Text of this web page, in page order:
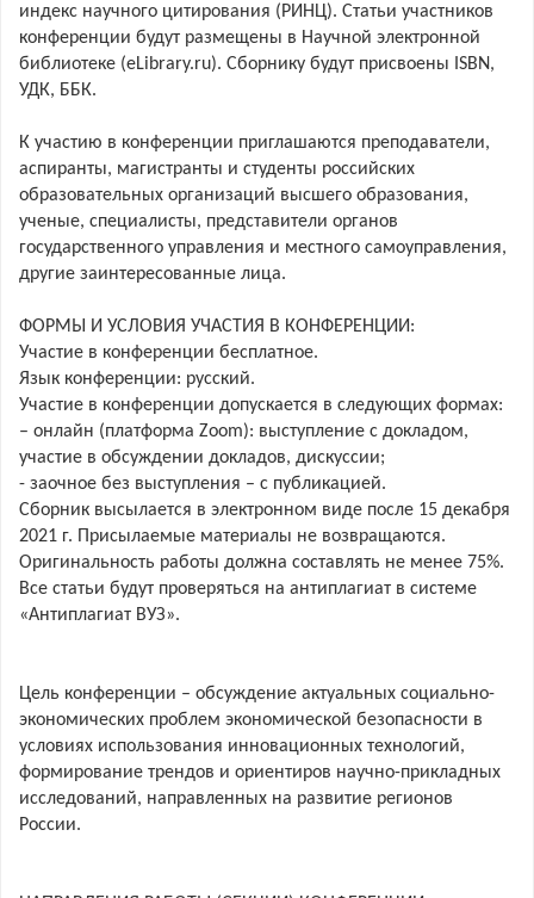
индекс научного цитирования (РИНЦ). Статьи участников
конференции будут размещены в Научной электронной
библиотеке (eLibrary.ru). Сборнику будут присвоены ISBN,
УДК, ББК.
К участию в конференции приглашаются преподаватели,
аспиранты, магистранты и студенты российских
образовательных организаций высшего образования,
ученые, специалисты, представители органов
государственного управления и местного самоуправления,
другие заинтересованные лица.
ФОРМЫ И УСЛОВИЯ УЧАСТИЯ В КОНФЕРЕНЦИИ:
Участие в конференции бесплатное.
Язык конференции: русский.
Участие в конференции допускается в следующих формах:
– онлайн (платформа Zoom): выступление с докладом,
участие в обсуждении докладов, дискуссии;
- заочное без выступления – с публикацией.
Сборник высылается в электронном виде после 15 декабря
2021 г. Присылаемые материалы не возвращаются.
Оригинальность работы должна составлять не менее 75%.
Все статьи будут проверяться на антиплагиат в системе
«Антиплагиат ВУЗ».
Цель конференции – обсуждение актуальных социально-
экономических проблем экономической безопасности в
условиях использования инновационных технологий,
формирование трендов и ориентиров научно-прикладных
исследований, направленных на развитие регионов
России.